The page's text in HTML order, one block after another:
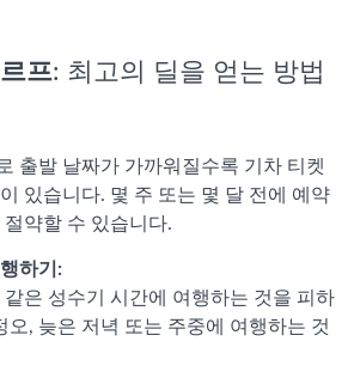
프: 최고의 딜을 얻는 방법
출발 날짜가 가까워질수록 기차 티켓
있습니다. 몇 주 또는 몇 달 전에 예약
약할 수 있습니다.
하기:
은 성수기 시간에 여행하는 것을 피하
오, 늦은 저녁 또는 주중에 여행하는 것